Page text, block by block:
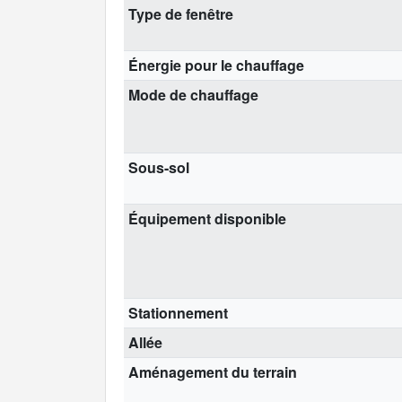
Type de fenêtre
Énergie pour le chauffage
Mode de chauffage
Sous-sol
Équipement disponible
Stationnement
Allée
Aménagement du terrain